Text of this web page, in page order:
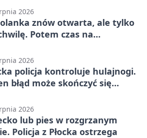
2026
znów otwarta, ale tylko
Potem czas na
2026
policja kontroluje hulajnogi.
błąd może skończyć się
2026
lub pies w rozgrzanym
Policja z Płocka ostrzega